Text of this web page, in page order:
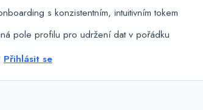
s konzistentním, intuitivním tokem
pole profilu pro udržení dat v pořádku
Přihlásit se